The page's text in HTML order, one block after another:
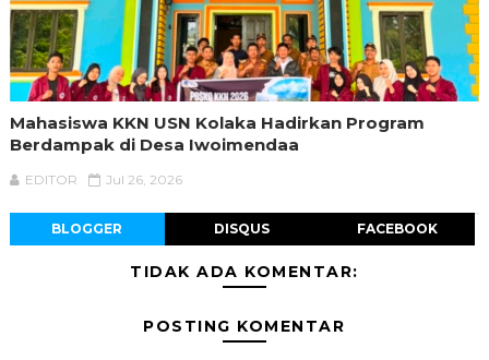
Mahasiswa KKN USN Kolaka Hadirkan Program
Berdampak di Desa Iwoimendaa
EDITOR Jul 26, 2026
BLOGGER DISQUS FACEBOOK
TIDAK ADA KOMENTAR:
POSTING KOMENTAR